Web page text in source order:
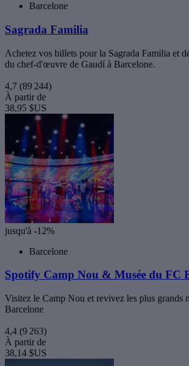
Barcelone
Sagrada Familia
Achetez vos billets pour la Sagrada Familia et
du chef-d'œuvre de Gaudí à Barcelone.
4,7 (89 244)
À partir de
38,95 $US
jusqu'à -12%
Barcelone
Spotify Camp Nou & Musée du FC
Visitez le Camp Nou et revivez les plus grands
Barcelone
4,4 (9 263)
À partir de
38,14 $US